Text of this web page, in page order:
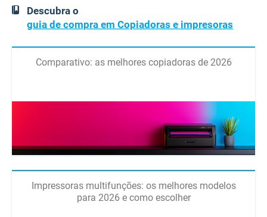
Descubra o
guia de compra em Copiadoras e impresoras
Comparativo: as melhores copiadoras de 2026
Impressoras multifunções: os melhores modelos
para 2026 e como escolher